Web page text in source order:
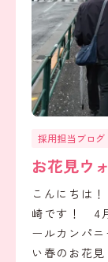
採用担当ブログ
お花見ウ
こんにちは
崎です！ 4
ールカンパ
い春のお花